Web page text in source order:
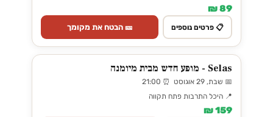
89 ₪
📋 פרטים נוספים 🎫 הבטח את מקומך
Selas - מופע חדש מבית מיומנה
📅 שבת, 29 אוגוסט ⏰ 21:00
📍 היכל התרבות פתח תקווה
159 ₪